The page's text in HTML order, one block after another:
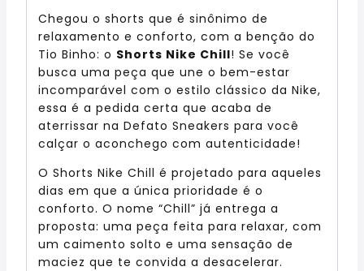
Chegou o shorts que é sinônimo de
relaxamento e conforto, com a benção do
Tio Binho: o Shorts Nike Chill! Se você
busca uma peça que une o bem-estar
incomparável com o estilo clássico da Nike,
essa é a pedida certa que acaba de
aterrissar na Defato Sneakers para você
calçar o aconchego com autenticidade!
O Shorts Nike Chill é projetado para aqueles
dias em que a única prioridade é o
conforto. O nome “Chill” já entrega a
proposta: uma peça feita para relaxar, com
um caimento solto e uma sensação de
maciez que te convida a desacelerar.